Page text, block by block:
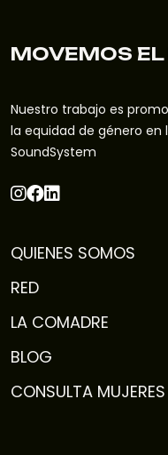
MOVEMOS
Nuestro trabajo es
la equidad de género
SoundSystem
QUIENES SOMOS
RED
LA COMADRE
BLOG
CONSULTA MUJERES